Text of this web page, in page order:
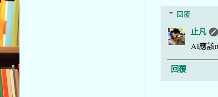
回覆
止凡
AI應該
回覆